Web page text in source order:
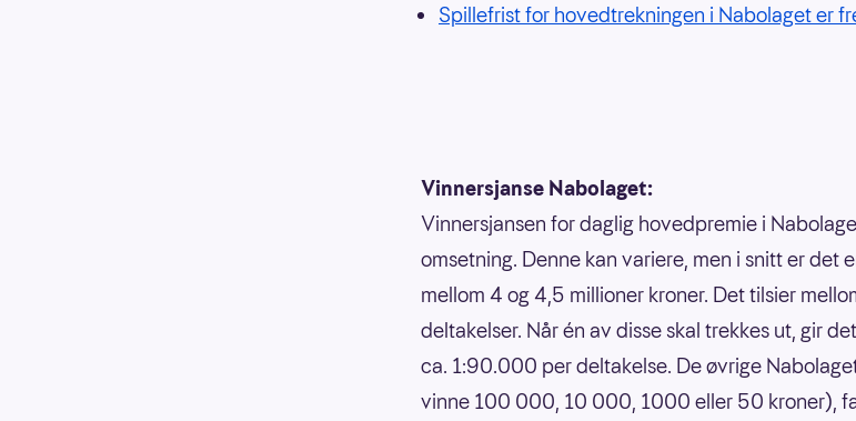
Spillefrist for hovedtrekningen i Nabolaget er
Vinnersjanse Nabolaget:
Vinnersjansen for daglig hovedpremie i
omsetning. Denne kan variere, men i snitt er det
mellom 4 og 4,5 millioner kroner. Det tilsier
deltakelser. Når én av disse skal trekkes ut, gir
ca. 1:90.000 per deltakelse. De øvrige
vinne 100 000, 10 000, 1000 eller 50 kroner),